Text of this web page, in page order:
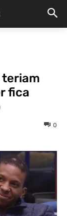
teriam
fica
0